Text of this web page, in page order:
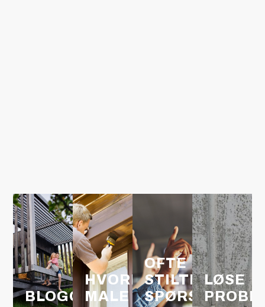
BLOGG
HVORDAN
MALE
OFTE
STILTE
SPØRSMÅL
LØSE